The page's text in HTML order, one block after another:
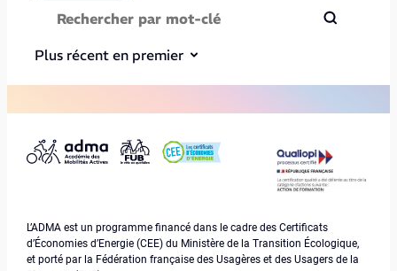
Plus récent en premier
L’ADMA est un programme financé dans le cadre des Certificats
d’Économies d’Energie (CEE) du Ministère de la Transition Écologique,
et porté par la Fédération française des Usagères et des Usagers de la